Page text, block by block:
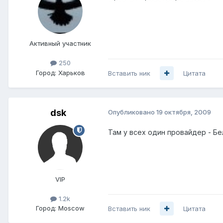
Активный участник
250
Город: Харьков Вставить ник Цитата
dsk
VIP
1.2k
Город: Moscow
Опубликовано 19 октября, 2009
Там у всех один провайдер -
Вставить ник Цитата